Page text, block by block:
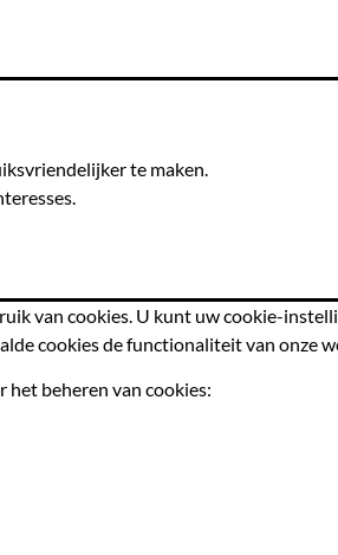
te maken.
van cookies. U kunt uw cookie-
cookies de functionaliteit van onze
het beheren van cookies: